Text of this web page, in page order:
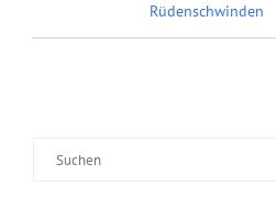
Rüdenschwinden